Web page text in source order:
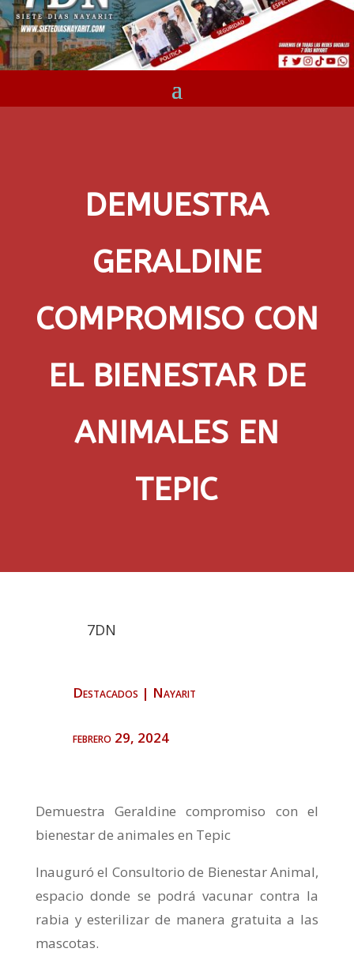
DEMUESTRA
GERALDINE
COMPROMISO CON
EL BIENESTAR DE
ANIMALES EN
TEPIC
7DN
Destacados | Nayarit
febrero 29, 2024
Demuestra Geraldine compromiso con el
bienestar de animales en Tepic
Inauguró el Consultorio de Bienestar Animal,
espacio donde se podrá vacunar contra la
rabia y esterilizar de manera gratuita a las
mascotas.